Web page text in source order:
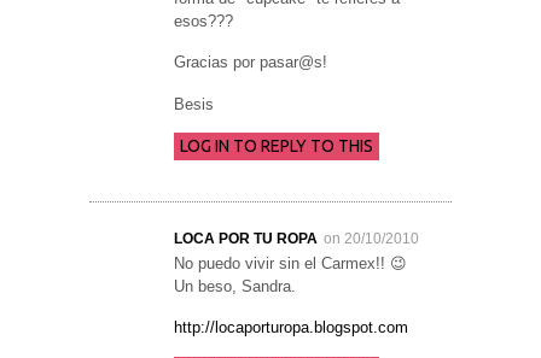
esos???
Gracias por pasar@s!
Besis
LOG IN TO REPLY TO THIS
LOCA POR TU ROPA on 20/10/2010
No puedo vivir sin el Carmex!! 😉
Un beso, Sandra.
http://locaporturopa.blogspot.com